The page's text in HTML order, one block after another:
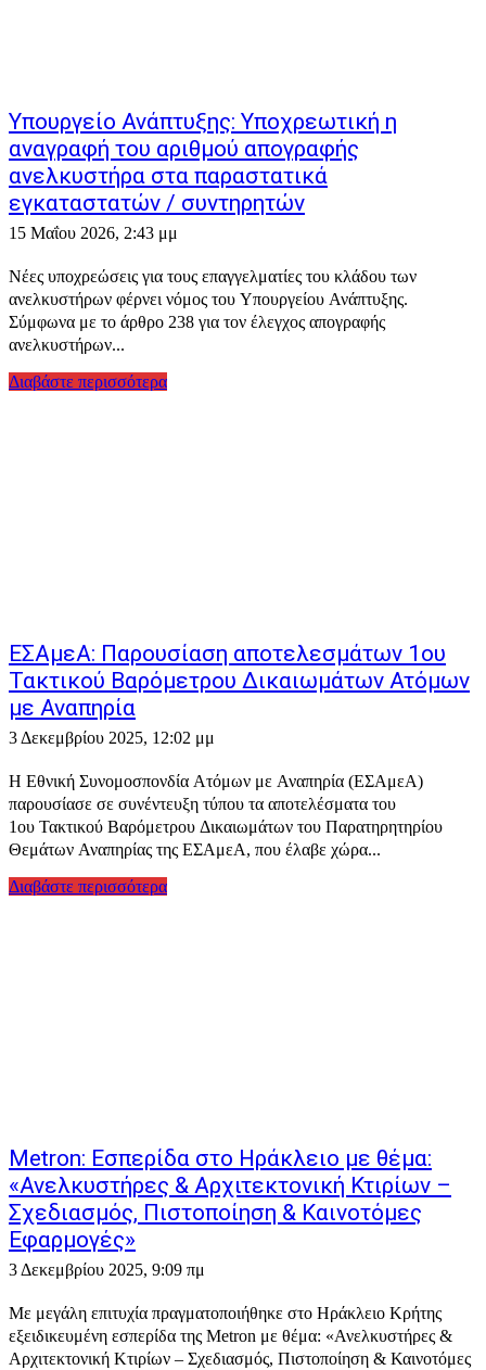
Υπουργείο Ανάπτυξης: Υποχρεωτική η
αναγραφή του αριθμού απογραφής
ανελκυστήρα στα παραστατικά
εγκαταστατών / συντηρητών
15 Μαΐου 2026, 2:43 μμ
Νέες υποχρεώσεις για τους επαγγελματίες του κλάδου των
ανελκυστήρων φέρνει νόμος του Υπουργείου Ανάπτυξης.
Σύμφωνα με το άρθρο 238 για τον έλεγχος απογραφής
ανελκυστήρων...
Διαβάστε περισσότερα
ΕΣΑμεΑ: Παρουσίαση αποτελεσμάτων 1ου
Τακτικού Βαρόμετρου Δικαιωμάτων Ατόμων
με Αναπηρία
3 Δεκεμβρίου 2025, 12:02 μμ
Η Εθνική Συνομοσπονδία Ατόμων με Αναπηρία (ΕΣΑμεΑ)
παρουσίασε σε συνέντευξη τύπου τα αποτελέσματα του
1ου Τακτικού Βαρόμετρου Δικαιωμάτων του Παρατηρητηρίου
Θεμάτων Αναπηρίας της ΕΣΑμεΑ, που έλαβε χώρα...
Διαβάστε περισσότερα
Metron: Εσπερίδα στο Ηράκλειο με θέμα:
«Ανελκυστήρες & Αρχιτεκτονική Κτιρίων –
Σχεδιασμός, Πιστοποίηση & Καινοτόμες
Εφαρμογές»
3 Δεκεμβρίου 2025, 9:09 πμ
Με μεγάλη επιτυχία πραγματοποιήθηκε στο Ηράκλειο Κρήτης
εξειδικευμένη εσπερίδα της Metron με θέμα: «Ανελκυστήρες &
Αρχιτεκτονική Κτιρίων – Σχεδιασμός, Πιστοποίηση & Καινοτόμες